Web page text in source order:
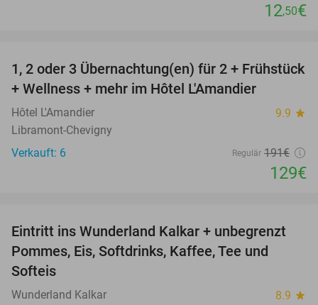
12,50€
32%
TODAY
1, 2 oder 3 Übernachtung(en) für 2 + Frühstück
+ Wellness + mehr im Hôtel L'Amandier
Hôtel L'Amandier 9.9 star
Libramont-Chevigny
Verkauft: 6
Regulär 191€
129€
32%
Eintritt ins Wunderland Kalkar + unbegrenzt
Pommes, Eis, Softdrinks, Kaffee, Tee und
Softeis
Wunderland Kalkar 8.9 star